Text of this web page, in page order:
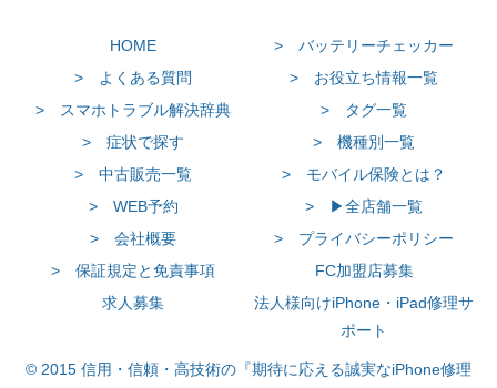
HOME
> バッテリーチェッカー
> よくある質問
> お役立ち情報一覧
> スマホトラブル解決辞典
> タグ一覧
> 症状で探す
> 機種別一覧
> 中古販売一覧
> モバイル保険とは？
> WEB予約
> ▶全店舗一覧
> 会社概要
> プライバシーポリシー
> 保証規定と免責事項
FC加盟店募集
求人募集
法人様向けiPhone・iPad修理サ
ポート
© 2015 信用・信頼・高技術の『期待に応える誠実なiPhone修理